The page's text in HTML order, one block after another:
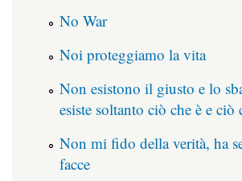
No War
Noi proteggiamo la vita
Non esistono il giusto e lo
esiste soltanto ciò che è e ciò
Non mi fido della verità, ha
facce